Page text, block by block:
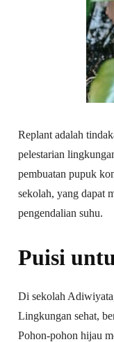
Replant adalah
pelestarian
pembuatan pupuk
sekolah, yang dapat
pengendalian suhu.
Puisi
Di sekolah
Lingkungan sehat,
Pohon-pohon hijau